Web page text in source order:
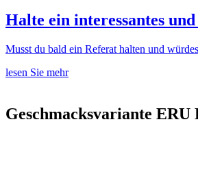
Halte ein interessantes
Musst du bald ein Referat halten und
lesen Sie mehr
Geschmacksvariante ERU